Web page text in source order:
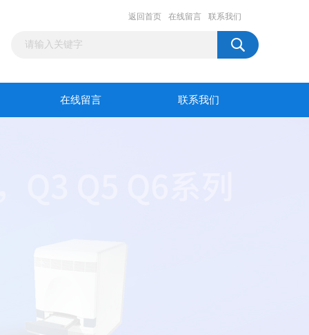
返回首页 在线留言 联系我们
在线留言 联系我们